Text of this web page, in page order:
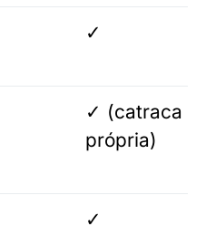
✓
✓ (catraca
própria)
✓